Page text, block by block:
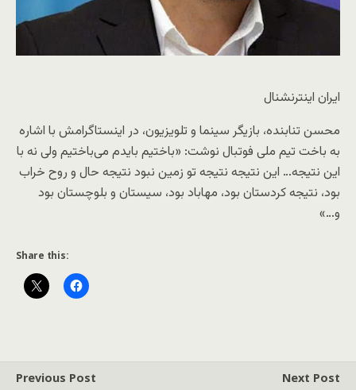
ایران اینترنشنال
محسن تنابنده، بازیگر سینما و تلویزیون، در اینستاگرامش با اشاره
به باخت تیم ملی فوتبال نوشت: «باختیم بایدم می‌باختیم ولی نه با
این نتیجه… این نتیجه نتیجه تو زمین نبود نتیجه حال و روح خراب
بود، نتیجه کردستان بود، مهاباد بود، سیستان و بلوچستان بود
و…»
Share this:
Previous Post Next Post